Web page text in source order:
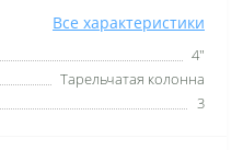
Все характеристики
4"
Тарельчатая колонна
3